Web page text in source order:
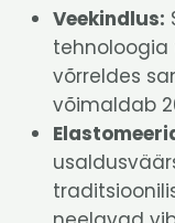
Veekindlus:
tehnoloogia
võrreldes
võimaldab